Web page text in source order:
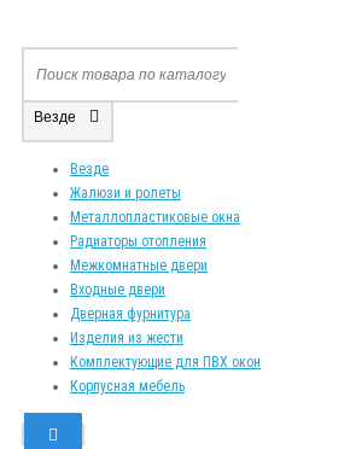
Везде
Везде
Жалюзи и ролеты
Металлопластиковые окна
Радиаторы отопления
Межкомнатные двери
Входные двери
Дверная фурнитура
Изделия из жести
Комплектующие для ПВХ окон
Корпусная мебель